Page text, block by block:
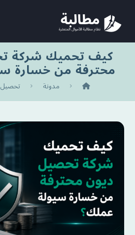
كيف تحميك شركة
محترفة من خسارة
مدونة